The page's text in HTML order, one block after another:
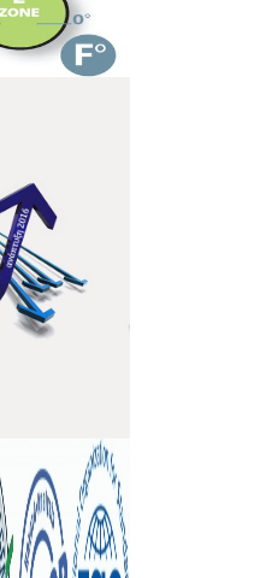
πράξη θα πρέπει να
ή ανενεργού σημείου
τουριστικού
(ξενοδοχεία,
κατά την
άστρων ή κλειδιών
που διακανονίζει θέματα
περιβάλλοντος και
εργασία -
να διαθέτουν μελέτη
τεχνικό ασφαλείας
επιθεώρησης εργασίας